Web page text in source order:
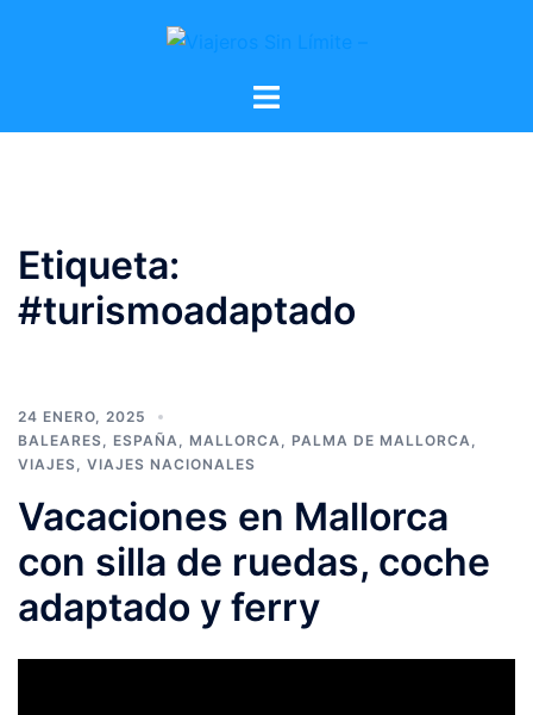
Etiqueta:
#turismoadaptado
24 ENERO, 2025
BALEARES
ESPAÑA MALLORCA PALMA DE MALLORCA
VIAJES
VIAJES NACIONALES
Vacaciones en Mallorca
con silla de ruedas, coche
adaptado y ferry